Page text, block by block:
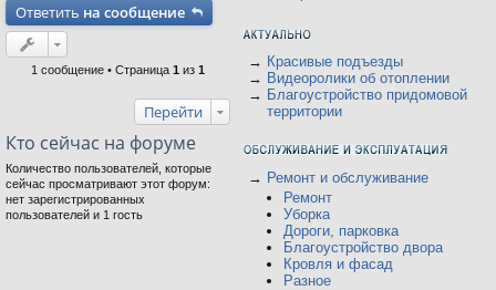
и
е
Ответить на сообщение
1 сообщение • Страница 1 из 1
Перейти
Кто сейчас на форуме
Количество пользователей, которые
сейчас просматривают этот форум:
нет зарегистрированных
пользователей и 1 гость
→ Красивые подъезды
→ Видеоролики об отоплении
→ Благоустройство придомовой
территории
→ Ремонт и обслуживание
Ремонт
Уборка
Дороги, парковка
Благоустройство двора
Кровля и фасад
Разное